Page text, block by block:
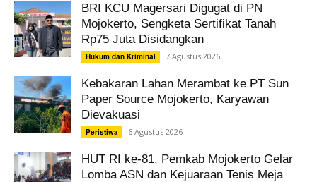
BRI KCU Magersari Digugat di PN
Mojokerto, Sengketa Sertifikat Tanah
Rp75 Juta Disidangkan
Hukum dan Kriminal 7 Agustus 2026
Kebakaran Lahan Merambat ke PT Sun
Paper Source Mojokerto, Karyawan
Dievakuasi
Peristiwa 6 Agustus 2026
HUT RI ke-81, Pemkab Mojokerto Gelar
Lomba ASN dan Kejuaraan Tenis Meja